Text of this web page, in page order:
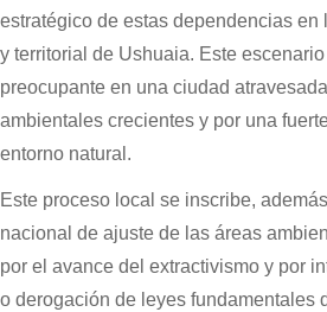
estratégico de estas dependencias en
y territorial de Ushuaia. Este
preocupante en una ciudad
ambientales crecientes y por una
entorno natural.
Este proceso local se inscribe,
nacional de ajuste de las áreas
por el avance del extractivismo y por
o derogación de leyes fundamentales